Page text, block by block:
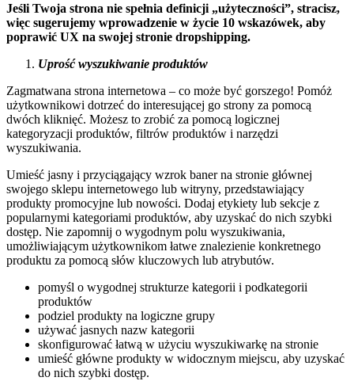
Jeśli Twoja strona nie spełnia definicji „użyteczności”, stracisz,
więc sugerujemy wprowadzenie w życie 10 wskazówek, aby
poprawić UX na swojej stronie dropshipping.
Uprość wyszukiwanie produktów
Zagmatwana strona internetowa – co może być gorszego! Pomóż
użytkownikowi dotrzeć do interesującej go strony za pomocą
dwóch kliknięć. Możesz to zrobić za pomocą logicznej
kategoryzacji produktów, filtrów produktów i narzędzi
wyszukiwania.
Umieść jasny i przyciągający wzrok baner na stronie głównej
swojego sklepu internetowego lub witryny, przedstawiający
produkty promocyjne lub nowości. Dodaj etykiety lub sekcje z
popularnymi kategoriami produktów, aby uzyskać do nich szybki
dostęp. Nie zapomnij o wygodnym polu wyszukiwania,
umożliwiającym użytkownikom łatwe znalezienie konkretnego
produktu za pomocą słów kluczowych lub atrybutów.
pomyśl o wygodnej strukturze kategorii i podkategorii
produktów
podziel produkty na logiczne grupy
używać jasnych nazw kategorii
skonfigurować łatwą w użyciu wyszukiwarkę na stronie
umieść główne produkty w widocznym miejscu, aby uzyskać
do nich szybki dostęp.